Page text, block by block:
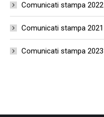
Comunicati stampa 2022
Comunicati stampa 2021
Comunicati stampa 2023